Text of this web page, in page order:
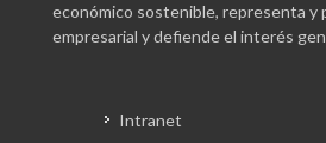
económico sostenible, representa y
empresarial y defiende el interés
Intranet